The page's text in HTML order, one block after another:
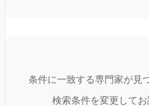
条件に一致する専門家が見
検索条件を変更してお